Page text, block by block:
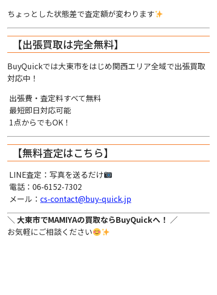
ちょっとした状態差で査定額が変わります
【出張買取は完全無料】
BuyQuickでは大東市をはじめ関西エリア全域で出張買取
対応中！
出張費・査定料すべて無料
最短即日対応可能
1点からでもOK！
【無料査定はこちら】
LINE査定：写真を送るだけ
電話：06-6152-7302
メール： cs-contact@buy-quick.jp
＼ 大東市でMAMIYAの買取ならBuyQuickへ！ ／
お気軽にご相談ください